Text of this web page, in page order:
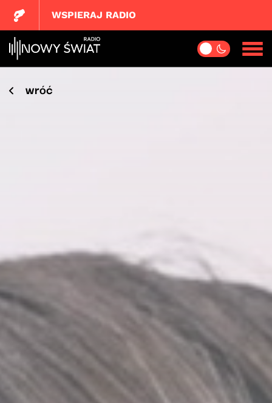
WSPIERAJ RADIO
wróć